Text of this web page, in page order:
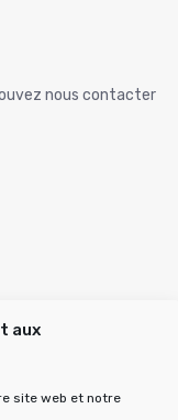
aux
site web et notre
nous contacter